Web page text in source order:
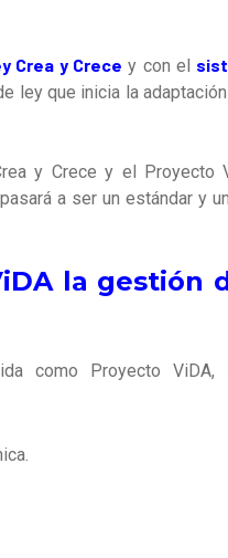
Crea y Crece y con el
ley que inicia la
y Crece y el Proyecto
a ser un estándar y
la gestión
como Proyecto ViDA,